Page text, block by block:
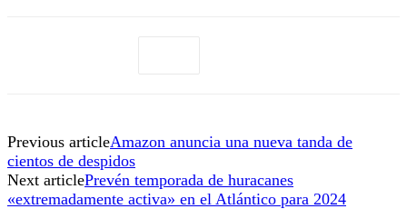
Previous articleAmazon anuncia una nueva tanda de
cientos de despidos
Next articlePrevén temporada de huracanes
«extremadamente activa» en el Atlántico para 2024